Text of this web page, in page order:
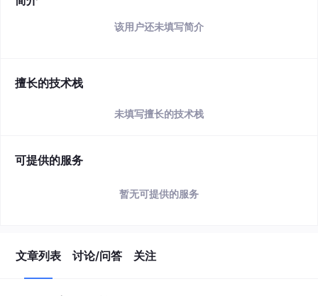
该用户还未填写简介
擅长的技术栈
未填写擅长的技术栈
可提供的服务
暂无可提供的服务
文章列表 讨论/问答 关注